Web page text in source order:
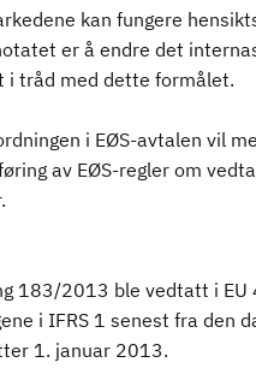
kan fungere
er å endre det
i tråd med dette formålet.
i EØS-avtalen vil
av EØS-regler om
183/2013 ble vedtatt i EU
i IFRS 1 senest fra den
1. januar 2013.